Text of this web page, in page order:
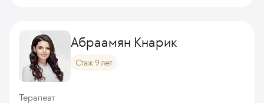
Абраамян Кнарик
Стаж 9 лет
Терапевт